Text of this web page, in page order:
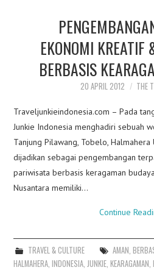
CONTACT
MEDIA KIT
EKONOMI KREATIF
BERBASIS
20 APRIL 2012 THE
Traveljunkieindonesia.com – Pada
Junkie Indonesia menghadiri sebuah
Tanjung Pilawang, Tobelo, Halmahera
dijadikan sebagai pengembangan
pariwisata berbasis keragaman
Nusantara memiliki…
Continue
TRAVEL & CULTURE AMAN
HALMAHERA ,INDONESIA JUNKIE ,KEARAGAMAN ,